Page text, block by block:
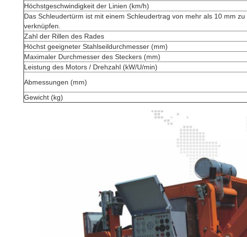
Höchstgeschwindigkeit der Linien (km/h)
Das Schleudertürm ist mit einem Schleudertrag von mehr als 10 mm zu
verknüpfen.
Zahl der Rillen des Rades
Höchst geeigneter Stahlseildurchmesser (mm)
Maximaler Durchmesser des Steckers (mm)
Leistung des Motors / Drehzahl (kW/U/min)
Abmessungen (mm)
Gewicht (kg)